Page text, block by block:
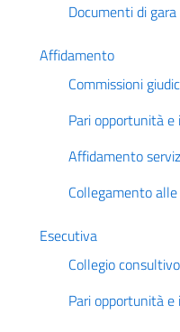
Documenti di gara
Affidamento
Commissioni
Pari opportunità
Affidamento
Collegamento
Esecutiva
Collegio
Pari opportunità